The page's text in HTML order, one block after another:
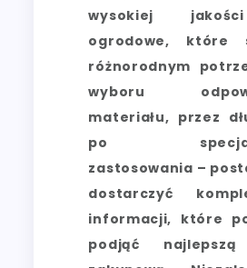
wysokiej
ogrodowe, które
różnorodnym
wyboru
materiału, przez
po
zastosowania –
dostarczyć
informacji, które
podjąć najlepszą